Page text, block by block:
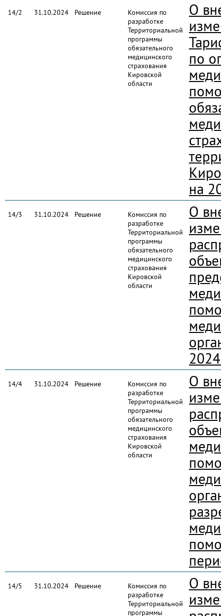
14/2 31.10.2024 Решение
Комиссия по
разработке
Территориальной
программы
обязательного
медицинского
страхования
Кировской
области
О
по
на
14/3 31.10.2024 Решение
Комиссия по
разработке
Территориальной
программы
обязательного
медицинского
страхования
Кировской
области
О
14/4 31.10.2024 Решение
Комиссия по
разработке
Территориальной
программы
обязательного
медицинского
страхования
Кировской
области
О
14/5 31.10.2024 Решение
Комиссия по
разработке
Территориальной
программы
О